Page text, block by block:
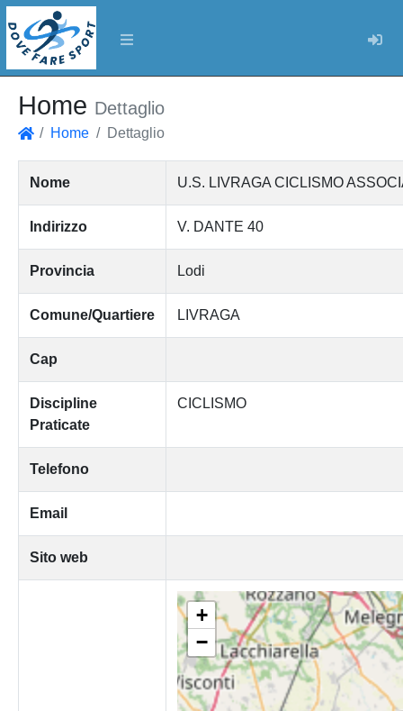
Home Dettaglio
Home Dettaglio
Nome U.S. LIVRAGA CICLISMO
Indirizzo V. DANTE 40
Provincia Lodi
Comune/Quartiere LIVRAGA
Cap
Discipline
Praticate
CICLISMO
Telefono
Email
Sito web
+
−